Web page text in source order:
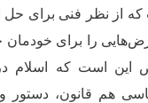
از نظر فنی برای حل
را برای
این است که اسلام
هم قانون، دستور